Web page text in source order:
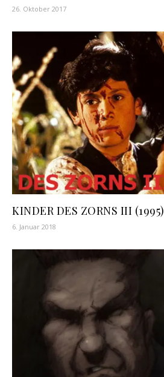
26. Oktober 2017
KINDER DES ZORNS III (1995)
6. Januar 2018